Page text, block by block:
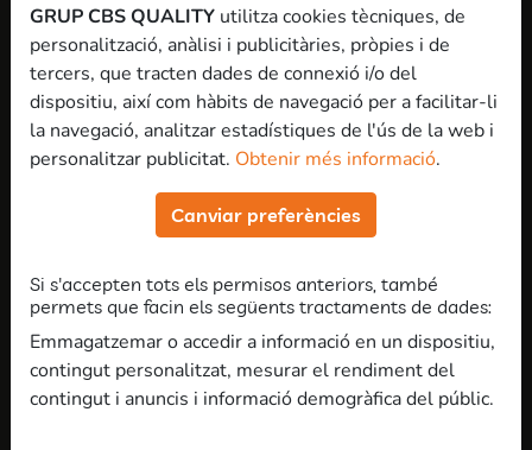
A còpia de prova i error, experimentar, provar, assajar,
investigar i donar-li tombs cada dia, Brull ha perfeccionat
el seu mètode d'estudi i l'ha professionalitzat. Així, el
2008 es va llicenciar i el 2015, després de guanyar
experiència laboral, va fundar l'acadèmia Opositar és Fàcil.
Els resultats: 2.000 alumnes amb un 90% d'èxit i una
llista d'espera de sis mesos per matricular-s'hi. La nova
plataforma és la seva evolució, tot un salt endavant
d'aquell mètode ideat per Brull quan era universitària. Per
arribar aquí també ha “escoltat moltíssim” tots els
opositors per saber “què necessiten i com fer-ho”, explica.
“Jo, als vuit anys, volia ser empresària”, confessa. Mentre
jugava a fer i vendre postres, el seu pare, doctor en AEDE,
la va engrescar a fer el seu primer pla d'empresa. Era com
GRUP CBS QUALITY utilitza cookies tècniques, de
personalització, anàlisi i publicitàries, pròpies i de
tercers, que tracten dades de connexió i/o del
dispositiu, així com hàbits de navegació per a facilitar-li
la navegació, analitzar estadístiques de l'ús de la web i
personalitzar publicitat. Obtenir més informació.
Canviar preferències
Si s'accepten tots els permisos anteriors, també
permets que facin els següents tractaments de dades:
Emmagatzemar o accedir a informació en un dispositiu,
contingut personalitzat, mesurar el rendiment del
contingut i anuncis i informació demogràfica del públic.